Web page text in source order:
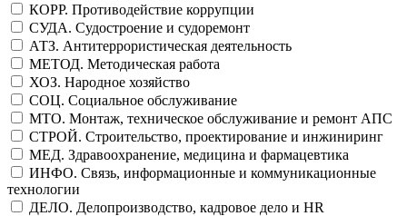
КОРР. Противодействие коррупции
СУДА. Судостроение и судоремонт
АТЗ. Антитеррористическая деятельность
МЕТОД. Методическая работа
ХОЗ. Народное хозяйство
СОЦ. Социальное обслуживание
МТО. Монтаж, техническое обслуживание и ремонт АПС
СТРОЙ. Строительство, проектирование и инжиниринг
МЕД. Здравоохранение, медицина и фармацевтика
ИНФО. Связь, информационные и коммуникационные
технологии
ДЕЛО. Делопроизводство, кадровое дело и HR